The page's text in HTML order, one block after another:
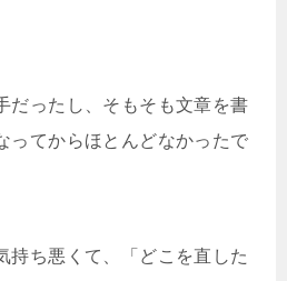
だったし、そもそも文章を書
ってからほとんどなかったで
持ち悪くて、「どこを直した